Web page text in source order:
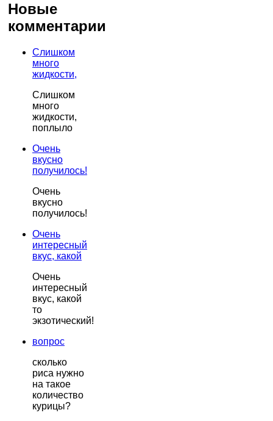
Новые
комментарии
Слишком
много
жидкости,
Слишком
много
жидкости,
поплыло
Очень
вкусно
получилось!
Очень
вкусно
получилось!
Очень
интересный
вкус, какой
Очень
интересный
вкус, какой
то
экзотический!
вопрос
сколько
риса нужно
на такое
количество
курицы?